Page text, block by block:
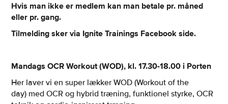
Hvis man ikke er medlem kan man betale pr. måned
eller pr. gang.
Tilmelding sker via Ignite Trainings Facebook side.
Mandags OCR Workout (WOD), kl. 17.30-18.00 i Porten
Her laver vi en super lækker WOD (Workout of the
day) med OCR og hybrid træning, funktionel styrke, OCR